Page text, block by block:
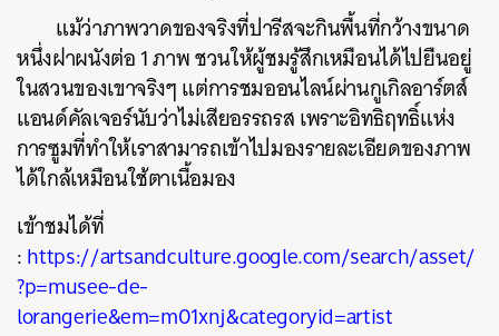
แม้ว่าภาพวาดของจริงที่ปารีสจะกินพื้นที่กว้างขนาด
หนึ่งฝาผนังต่อ 1 ภาพ ชวนให้ผู้ชมรู้สึกเหมือนได้ไปยืนอยู่
ในสวนของเขาจริงๆ แต่การชมออนไลน์ผ่านกูเกิลอาร์ตส์
แอนด์คัลเจอร์นับว่าไม่เสียอรรถรส เพราะอิทธิฤทธิ์แห่ง
การซูมที่ทำให้เราสามารถเข้าไปมองรายละเอียดของภาพ
ได้ใกล้เหมือนใช้ตาเนื้อมอง
เข้าชมได้ที่
:https://artsandculture.google.com/search/asset/
?p=musee-de-
lorangerie&em=m01xnj&categoryid=artist